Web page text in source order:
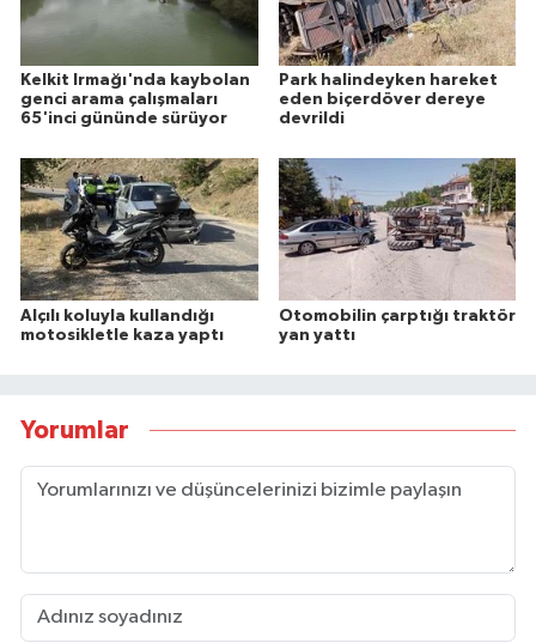
Kelkit Irmağı'nda kaybolan
genci arama çalışmaları
65'inci gününde sürüyor
Park halindeyken hareket
eden biçerdöver dereye
devrildi
Alçılı koluyla kullandığı
motosikletle kaza yaptı
Otomobilin çarptığı traktör
yan yattı
Yorumlar